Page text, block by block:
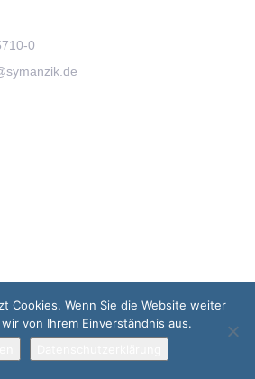
0
Cookies. Wenn Sie die Website weiter
von Ihrem Einverständnis aus.